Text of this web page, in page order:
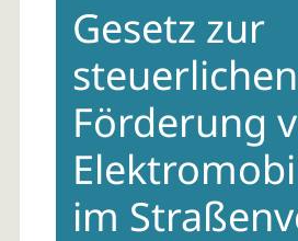
contentGesetz zur
steuerlichen
Förderung
im